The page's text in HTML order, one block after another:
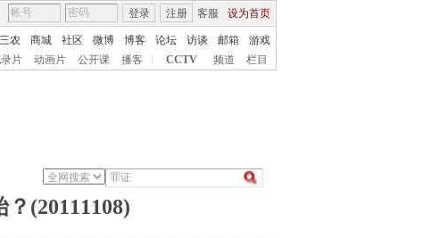
客服 设为首页
登录 注册
三农 商城 社区 微博 博客 论坛 访谈 邮箱
游戏
片 动画片 公开课 播客 CCTV 频道 栏目
(20111108)